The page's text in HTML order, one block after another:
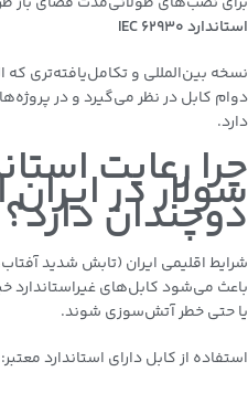
استاندارد
نسخه بین‌المللی و تکامل‌یافته‌تری که
دوام کابل در نظر می‌گیرد و در
دارد.
چرا رعایت
سولار در
دوچندان دارد؟
شرایط اقلیمی ایران (تابش شدید
باعث می‌شود کابل‌های غیراستاندارد
یا حتی خطر آتش‌سوزی شوند.
استفاده از کابل دارای استاندارد معتبر: